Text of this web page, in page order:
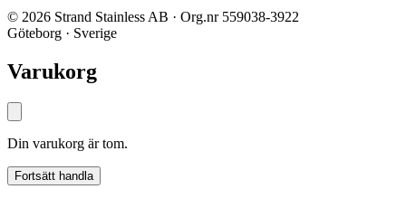
© 2026 Strand Stainless AB · Org.nr 559038-3922
Göteborg · Sverige
Varukorg
Din varukorg är tom.
Fortsätt handla